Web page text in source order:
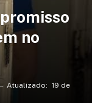
no
Atualizado: 19 de